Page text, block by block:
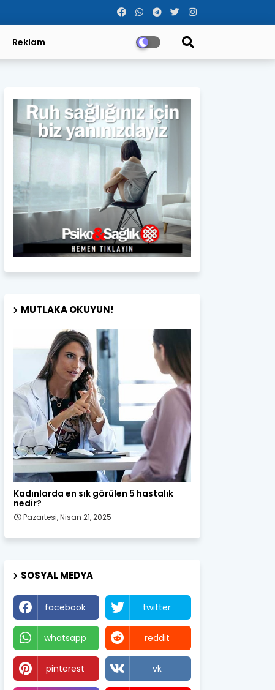
Reklam
MUTLAKA OKUYUN!
Kadın Sağlığı
Kadınlarda en sık görülen 5 hastalık
nedir?
Pazartesi, Nisan 21, 2025
SOSYAL MEDYA
facebook twitter
whatsapp reddit
pinterest vk